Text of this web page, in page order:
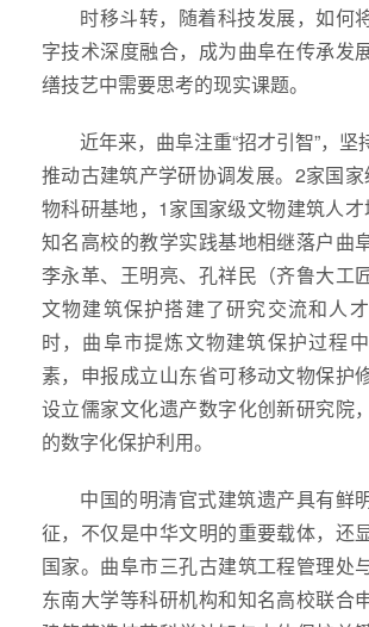
时移斗转，随着科技发展，如何
字技术深度融合，成为曲阜在传承发
缮技艺中需要思考的现实课题。
近年来，曲阜注重“招才引智”，坚
推动古建筑产学研协调发展。2家国
物科研基地，1家国家级文物建筑人
知名高校的教学实践基地相继落户曲
李永革、王明亮、孔祥民（齐鲁大工
文物建筑保护搭建了研究交流和人
时，曲阜市提炼文物建筑保护过程
素，申报成立山东省可移动文物保护
设立儒家文化遗产数字化创新研究院
的数字化保护利用。
中国的明清官式建筑遗产具有鲜
征，不仅是中华文明的重要载体，还
国家。曲阜市三孔古建筑工程管理处
东南大学等科研机构和知名高校联合